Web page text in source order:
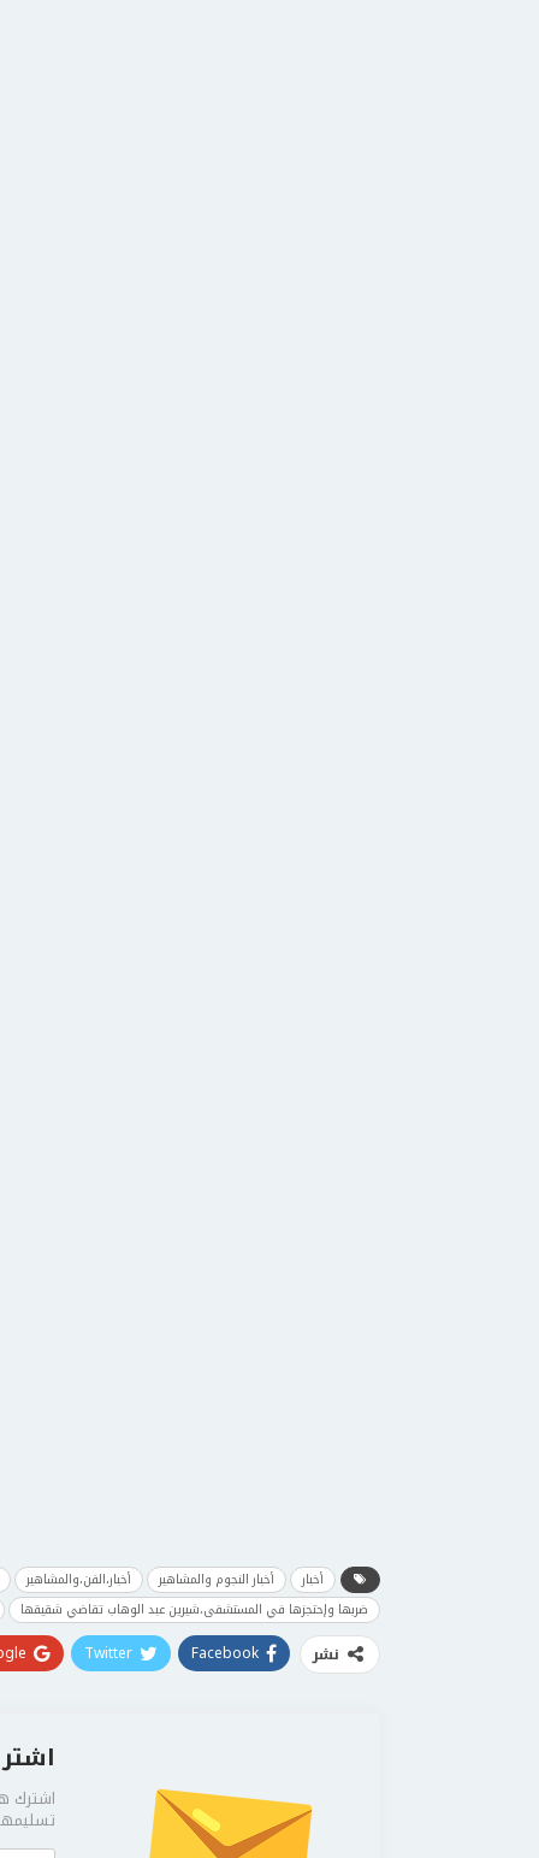
أخبار أخبار النجوم والمشاهير
أخبار،الفن،والمشاهير
ضربها وإحتجزها في المستشفى،شيرين عبد الوهاب تقاضي شقيقها
نشر Facebook
Twitter
اشترك